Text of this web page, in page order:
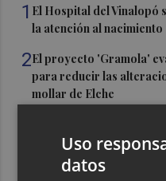
1 El Hospital del Vinalopó
la atención al nacimiento
2El proyecto 'Gramola'
para reducir las
mollar de Elche
festival Epicentro de
UPCT Makers culmina
Uso
datos